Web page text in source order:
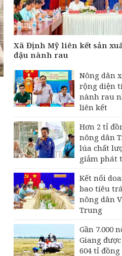
Xã Định Mỹ liên kết sản
đậu nành rau
Nông dân
rộng diện
nành rau
liên kết
Hơn 2 tỉ
nông dân
lúa chất
giảm phát
Kết nối
bao tiêu
nông dân
Trung
Gần 7.000
Giang
604 tỉ